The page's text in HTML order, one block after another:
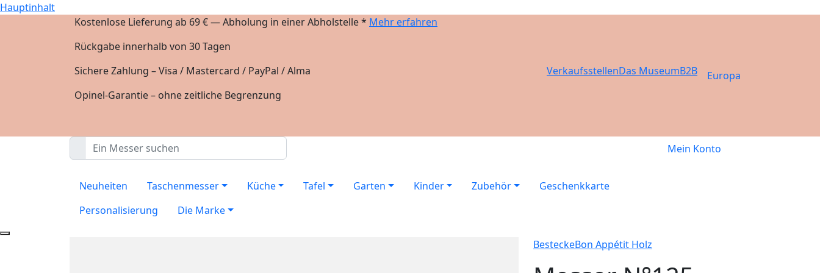
Hauptinhalt
Kostenlose Lieferung ab 69 € — Abholung in einer Abholstelle * Mehr erfahren
Rückgabe innerhalb von 30 Tagen
Sichere Zahlung – Visa / Mastercard / PayPal / Alma
Opinel-Garantie – ohne zeitliche Begrenzung
VerkaufsstellenDas MuseumB2B Europa
Mein Konto
Neuheiten Taschenmesser Küche Tafel Garten Kinder Zubehör
Geschenkkarte
Personalisierung
Die Marke
BesteckeBon Appétit Holz